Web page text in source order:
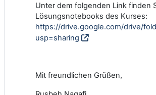
Unter dem folgenden Link finden
Lösungsnotebooks des Kurses:
https://drive.google.com/drive/
usp=sharing
Mit freundlichen Grüßen,